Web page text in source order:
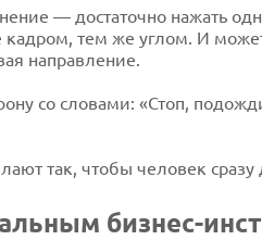
— достаточно нажать
тем же углом. И
направление.
со словами: «Стоп,
так, чтобы человек
бизнес-